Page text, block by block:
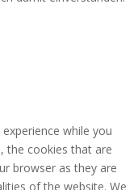
while you
the cookies that are
browser as they are
of the website. We